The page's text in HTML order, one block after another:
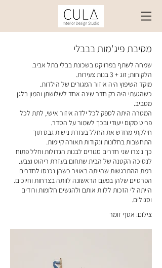
מסיבת פיג'מות בבבלי
שמחה לשתף בפרויקט בשכונת בבלי בתל אביב.
הלקוחות; זוג + 3 בנות צעירות.
מוקד השיפוץ היה איזור המגורים של הילדות.
כשהגעתי היה רק חדר שינה אחד לשלושתן והמון בלגן
מסביב.
המטרה היתה לספק לכל ילדה איזור אישי, לתת לכל
פריט מקום ייעודי ובכך לשמור על הסדר.
חילקתי מחדש את החלל בעזרת נישות גבס תוך
התחשבות בחלונות ונקודות תאורה קיימות.
כך נוצרו שני חדרים סגורים לבנות הגדולות וחלל פתוח
לנסיכה הקטנה של הבית שתחום בעזרת ריהוט וצבע.
רמת ההתרגשות שהייתה באוויר כשהן נכנסו לחדרים
הפרטיים שלהן בפעם הראשונה לוותה בצרחות וחיוכים.
הייתה לי הזכות ללוות אותם ולהגשים חלומות ורודים
וסגולים.
צילום: אסף זומר